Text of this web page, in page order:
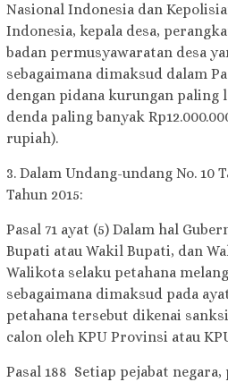
Nasional Indonesia dan
Indonesia, kepala desa,
badan permusyawaratan desa
sebagaimana dimaksud dalam
dengan pidana kurungan paling
denda paling banyak
rupiah).
3. Dalam Undang-undang No. 10
Tahun 2015:
Pasal 71 ayat (5) Dalam hal
Bupati atau Wakil Bupati, dan
Walikota selaku petahana
sebagaimana dimaksud pada
petahana tersebut dikenai
calon oleh KPU Provinsi atau
Pasal 188 Setiap pejabat